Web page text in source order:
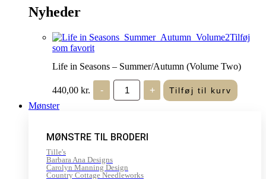
Nyheder
Tilføj
som favorit
Life in Seasons – Summer/Autumn (Volume Two)
440,00 kr. -
Life
Seasons
(Volume
Two)
+ Tilføj til kurv
Mønster
MØNSTRE TIL BRODERI
Tille's
Barbara Ana Designs
Carolyn Manning Design
Country Cottage Needleworks